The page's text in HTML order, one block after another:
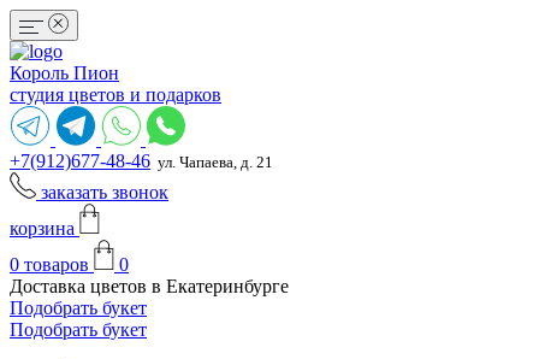
Король Пион
студия цветов и подарков
+7(912)677-48-46 ул. Чапаева, д. 21
заказать звонок
корзина
0 товаров
0
Доставка цветов в Екатеринбурге
Подобрать букет
Подобрать букет